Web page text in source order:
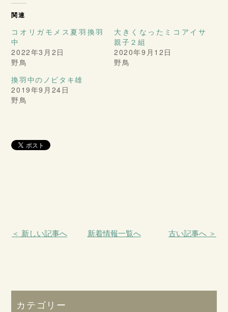
関連
コオリガモメス夏羽換羽
中
2022年3月2日
野鳥
大きくなったミコアイサ
親子２組
2020年9月12日
野鳥
換羽中のノビタキ雄
2019年9月24日
野鳥
＜ 新しい記事へ 新着情報一覧へ 古い記事へ ＞
カテゴリー